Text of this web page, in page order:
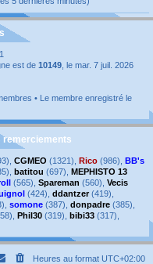
est de 10149 , le mar. 7 juil. 2026
• Le membre enregistré le
remerciements
CGMEO (1321), Rico (986), BB's
batitou (697), MEPHISTO 13
(565), Spareman (560), Vecis
(424), ddantzer(419),
somone (387), donpadre (385),
Phil30 (319), bibi33 (317),
Heures au format UTC+02:00